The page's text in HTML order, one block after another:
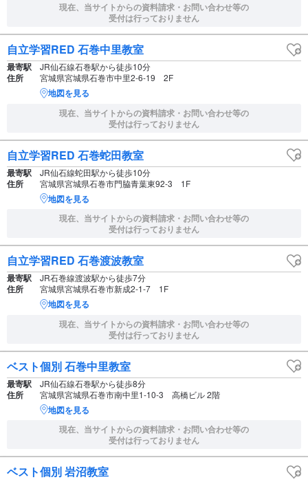
現在、当サイトからの資料請求・お問い合わせ等の
受付は行っておりません
自立学習RED 石巻中里教室
最寄駅 JR仙石線石巻駅から徒歩10分
住所 宮城県宮城県石巻市中里2-6-19 2F
地図を見る
現在、当サイトからの資料請求・お問い合わせ等の
受付は行っておりません
自立学習RED 石巻蛇田教室
最寄駅 JR仙石線蛇田駅から徒歩10分
住所 宮城県宮城県石巻市門脇青葉東92-3 1F
地図を見る
現在、当サイトからの資料請求・お問い合わせ等の
受付は行っておりません
自立学習RED 石巻渡波教室
最寄駅 JR石巻線渡波駅から徒歩7分
住所 宮城県宮城県石巻市新成2-1-7 1F
地図を見る
現在、当サイトからの資料請求・お問い合わせ等の
受付は行っておりません
ベスト個別 石巻中里教室
最寄駅 JR仙石線石巻駅から徒歩8分
住所 宮城県宮城県石巻市南中里1-10-3 高橋ビル 2階
地図を見る
現在、当サイトからの資料請求・お問い合わせ等の
受付は行っておりません
ベスト個別 岩沼教室